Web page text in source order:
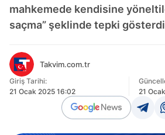
mahkemede kendisine
saçma” şeklinde tepki
Takvim.com.tr
Giriş Tarihi:
21 Ocak 2025 16:02
21